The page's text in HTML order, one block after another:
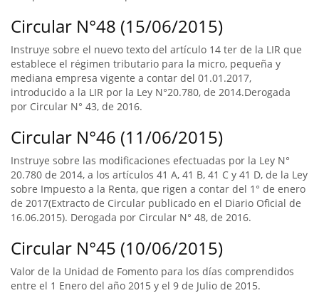
Circular N°48 (15/06/2015)
Instruye sobre el nuevo texto del artículo 14 ter de la LIR que
establece el régimen tributario para la micro, pequeña y
mediana empresa vigente a contar del 01.01.2017,
introducido a la LIR por la Ley N°20.780, de 2014.Derogada
por Circular N° 43, de 2016.
Circular N°46 (11/06/2015)
Instruye sobre las modificaciones efectuadas por la Ley N°
20.780 de 2014, a los artículos 41 A, 41 B, 41 C y 41 D, de la Ley
sobre Impuesto a la Renta, que rigen a contar del 1° de enero
de 2017(Extracto de Circular publicado en el Diario Oficial de
16.06.2015). Derogada por Circular N° 48, de 2016.
Circular N°45 (10/06/2015)
Valor de la Unidad de Fomento para los días comprendidos
entre el 1 Enero del año 2015 y el 9 de Julio de 2015.